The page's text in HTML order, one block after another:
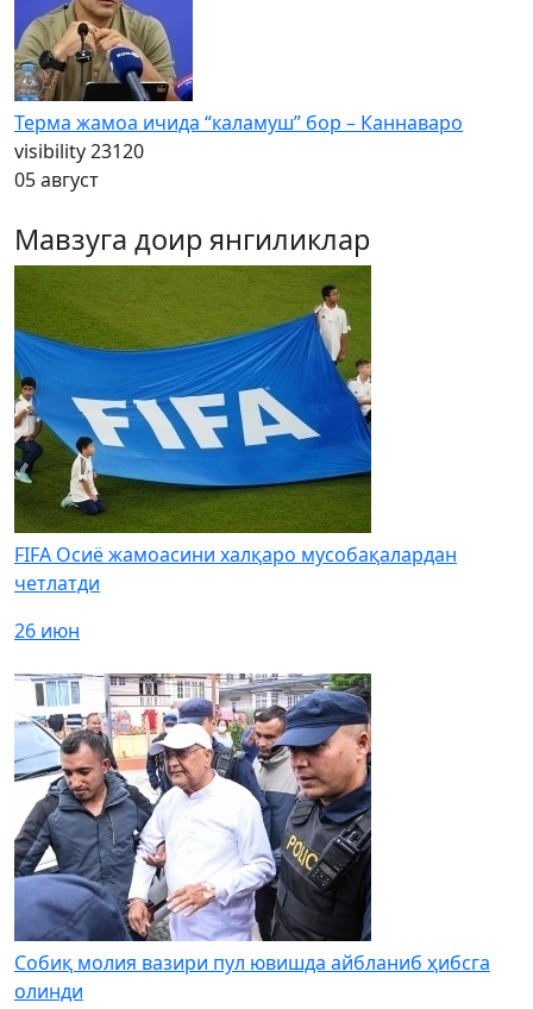
Терма жамоа ичида “каламуш” бор – Каннаваро
visibility23120
05 август
Мавзуга доир янгиликлар
FIFA Осиё жамоасини халқаро мусобақалардан
четлатди
26 июн
Собиқ молия вазири пул ювишда айбланиб ҳибсга
олинди